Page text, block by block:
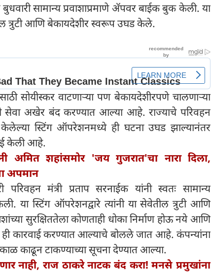
बुधवारी सामान्य प्रवाशाप्रमाणे अ‍ॅपवर बाईक बुक केली. या
त्रुटी आणि बेकायदेशीर स्वरूप उघड केले.
सोयीस्कर वाटणाऱ्या पण बेकायदेशीरपणे चालणाऱ्या
अखेर बंद करण्यात आल्या आहे. राज्याचे परिवहन
केलेल्या स्टिंग ऑपरेशनमध्ये ही घटना उघड झाल्यानंतर
केली आहे.
अमित शहांसमोर 'जय गुजरात'चा नारा दिला,
अपमान
परिवहन मंत्री प्रताप सरनाईक यांनी स्वतः सामान्य
या स्टिंग ऑपरेशनद्वारे त्यांनी या सेवेतील त्रुटी आणि
सुरक्षिततेला कोणताही धोका निर्माण होऊ नये आणि
कारवाई करण्यात आल्याचे बोलले जात आहे. कंपन्यांना
काढून टाकण्याच्या सूचना देण्यात आल्या.
नाही, राज ठाकरे नाटक बंद करा! मनसे प्रमुखांना